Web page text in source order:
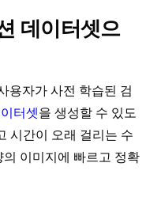
데이터셋으
용자가 사전 학습된 검
터셋을 생성할 수 있도
시간이 오래 걸리는 수
이미지에 빠르고 정확